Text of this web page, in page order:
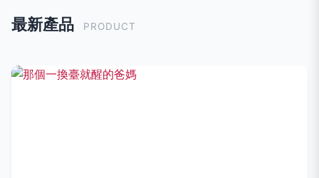
最新產品 PRODUCT